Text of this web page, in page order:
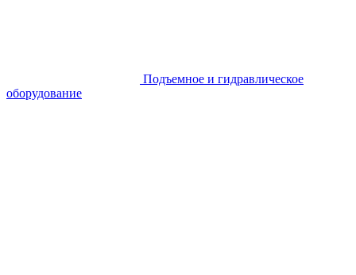
Подъемное и гидравлическое
оборудование